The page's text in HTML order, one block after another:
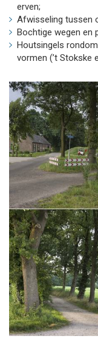
erven;
Afwisseling tussen
Bochtige wegen en
Houtsingels
vormen (’t Stokske